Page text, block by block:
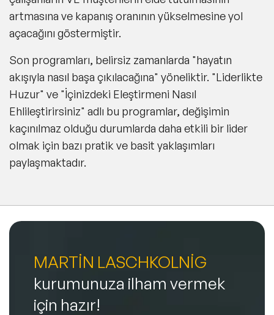
artmasına ve kapanış oranının yükselmesine yol
açacağını göstermiştir.
Son programları, belirsiz zamanlarda "hayatın
akışıyla nasıl başa çıkılacağına" yöneliktir. "Liderlikte
Huzur" ve "İçinizdeki Eleştirmeni Nasıl
Ehlileştirirsiniz" adlı bu programlar, değişimin
kaçınılmaz olduğu durumlarda daha etkili bir lider
olmak için bazı pratik ve basit yaklaşımları
paylaşmaktadır.
MARTİN LASCHKOLNİG
kurumunuza ilham vermek
için hazır!